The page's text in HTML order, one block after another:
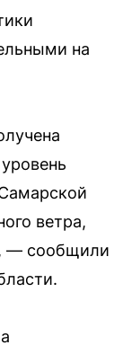
на
ветра,
— сообщили